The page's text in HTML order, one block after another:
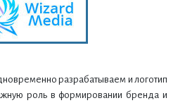
разрабатываем и логотип
роль в формировании бренда и